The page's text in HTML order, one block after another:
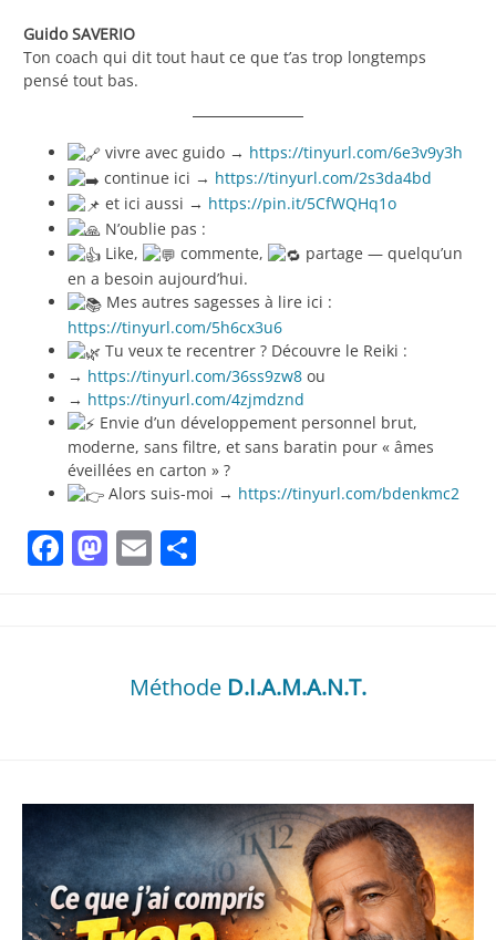
Guido SAVERIO
Ton coach qui dit tout haut ce que t’as trop longtemps
pensé tout bas.
vivre avec guido → https://tinyurl.com/6e3v9y3h
continue ici → https://tinyurl.com/2s3da4bd
et ici aussi → https://pin.it/5CfWQHq1o
N’oublie pas :
Like,
commente,
partage — quelqu’un
en a besoin aujourd’hui.
Mes autres sagesses à lire ici :
https://tinyurl.com/5h6cx3u6
Tu veux te recentrer ? Découvre le Reiki :
→ https://tinyurl.com/36ss9zw8 ou
→ https://tinyurl.com/4zjmdznd
Envie d’un développement personnel brut,
moderne, sans filtre, et sans baratin pour « âmes
éveillées en carton » ?
Alors suis-moi → https://tinyurl.com/bdenkmc2
Facebook
Mastodon
Email
Méthode D.I.A.M.A.N.T.